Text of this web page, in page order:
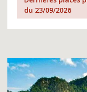
du 23/09/2026